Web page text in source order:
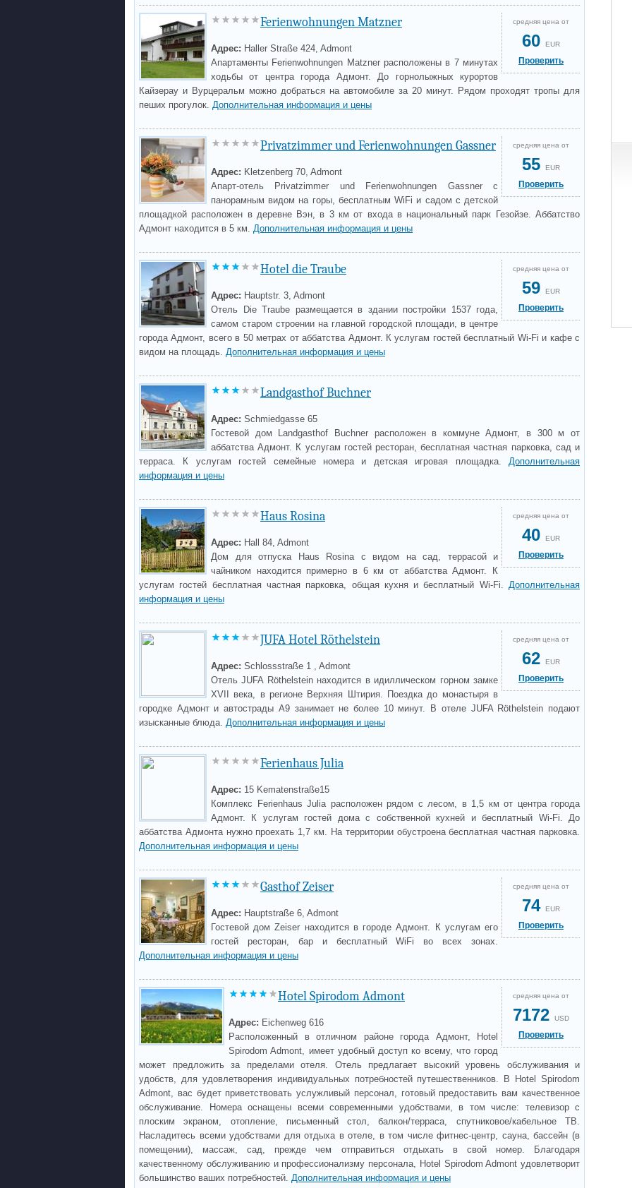
средняя цена от
60 EUR
Проверить
Ferienwohnungen Matzner
Адрес: Haller Straße 424, Admont
Апартаменты Ferienwohnungen Matzner расположены в 7 минутах
ходьбы от центра города Адмонт. До горнолыжных курортов
Кайзерау и Вурцеральм можно добраться на автомобиле за 20 минут. Рядом проходят тропы для
пеших прогулок. Дополнительная информация и цены
средняя цена от
55 EUR
Проверить
Privatzimmer und Ferienwohnungen Gassner
Адрес: Kletzenberg 70, Admont
Апарт-отель Privatzimmer und Ferienwohnungen Gassner с
панорамным видом на горы, бесплатным WiFi и садом с детской
площадкой расположен в деревне Вэн, в 3 км от входа в национальный парк Гезойзе. Аббатство
Адмонт находится в 5 км. Дополнительная информация и цены
средняя цена от
59 EUR
Проверить
Hotel die Traube
Адрес: Hauptstr. 3, Admont
Отель Die Traube размещается в здании постройки 1537 года,
самом старом строении на главной городской площади, в центре
города Адмонт, всего в 50 метрах от аббатства Адмонт. К услугам гостей бесплатный Wi-Fi и кафе с
видом на площадь. Дополнительная информация и цены
Landgasthof Buchner
Адрес: Schmiedgasse 65
Гостевой дом Landgasthof Buchner расположен в коммуне Адмонт, в 300 м от
аббатства Адмонт. К услугам гостей ресторан, бесплатная частная парковка, сад и
терраса. К услугам гостей семейные номера и детская игровая площадка. Дополнительная
информация и цены
средняя цена от
40 EUR
Проверить
Haus Rosina
Адрес: Hall 84, Admont
Дом для отпуска Haus Rosina с видом на сад, террасой и
чайником находится примерно в 6 км от аббатства Адмонт. К
услугам гостей бесплатная частная парковка, общая кухня и бесплатный Wi-Fi. Дополнительная
информация и цены
средняя цена от
62 EUR
Проверить
JUFA Hotel Röthelstein
Адрес: Schlossstraße 1 , Admont
Отель JUFA Röthelstein находится в идиллическом горном замке
XVII века, в регионе Верхняя Штирия. Поездка до монастыря в
городке Адмонт и автострады A9 занимает не более 10 минут. В отеле JUFA Röthelstein подают
изысканные блюда. Дополнительная информация и цены
Ferienhaus Julia
Адрес: 15 Kematenstraße15
Комплекс Ferienhaus Julia расположен рядом с лесом, в 1,5 км от центра города
Адмонт. К услугам гостей дома с собственной кухней и бесплатный Wi-Fi. До
аббатства Адмонта нужно проехать 1,7 км. На территории обустроена бесплатная частная парковка.
Дополнительная информация и цены
средняя цена от
74 EUR
Проверить
Gasthof Zeiser
Адрес: Hauptstraße 6, Admont
Гостевой дом Zeiser находится в городе Адмонт. К услугам его
гостей ресторан, бар и бесплатный WiFi во всех зонах.
Дополнительная информация и цены
средняя цена от
7172 USD
Проверить
Hotel Spirodom Admont
Адрес: Eichenweg 616
Расположенный в отличном районе города Адмонт, Hotel
Spirodom Admont, имеет удобный доступ ко всему, что город
может предложить за пределами отеля. Отель предлагает высокий уровень обслуживания и
удобств, для удовлетворения индивидуальных потребностей путешественников. В Hotel Spirodom
Admont, вас будет приветствовать услужливый персонал, готовый предоставить вам качественное
обслуживание. Номера оснащены всеми современными удобствами, в том числе: телевизор с
плоским экраном, отопление, письменный стол, балкон/терраса, спутниковое/кабельное ТВ.
Насладитесь всеми удобствами для отдыха в отеле, в том числе фитнес-центр, сауна, бассейн (в
помещении), массаж, сад, прежде чем отправиться отдыхать в свой номер. Благодаря
качественному обслуживанию и профессионализму персонала, Hotel Spirodom Admont удовлетворит
большинство ваших потребностей. Дополнительная информация и цены